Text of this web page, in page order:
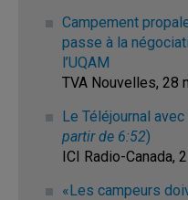
Campement
passe à la
l’UQAM
TVA Nouvelles, 28
Le Téléjournal
partir de 6:52)
ICI Radio-Canada,
«Les campeurs